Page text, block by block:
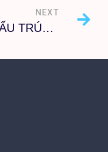
NEXT
CẤU TRÚC TƯƠNG PHẢN 기는 하지만, -기는 -지만